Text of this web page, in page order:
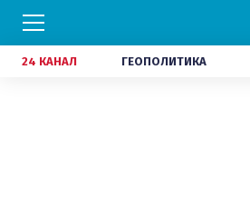
24 КАНАЛ ГЕОПОЛИТИКА